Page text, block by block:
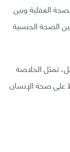
العقلية وبين
الصحة الجنسية
تمثل الخلاصة
على صحة الإنسان